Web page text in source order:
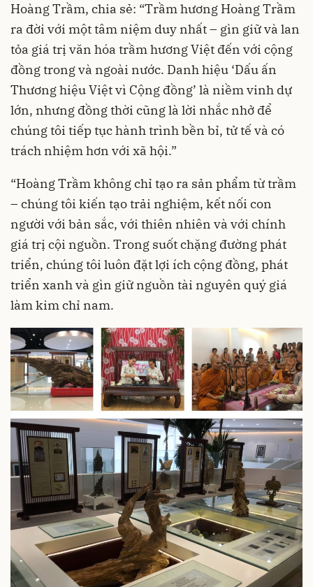
Hoàng Trầm, chia sẻ: “Trầm hương Hoàng Trầm
ra đời với một tâm niệm duy nhất – gìn giữ và lan
tỏa giá trị văn hóa trầm hương Việt đến với cộng
đồng trong và ngoài nước. Danh hiệu ‘Dấu ấn
Thương hiệu Việt vì Cộng đồng’ là niềm vinh dự
lớn, nhưng đồng thời cũng là lời nhắc nhở để
chúng tôi tiếp tục hành trình bền bỉ, tử tế và có
trách nhiệm hơn với xã hội.”
“Hoàng Trầm không chỉ tạo ra sản phẩm từ trầm
– chúng tôi kiến tạo trải nghiệm, kết nối con
người với bản sắc, với thiên nhiên và với chính
giá trị cội nguồn. Trong suốt chặng đường phát
triển, chúng tôi luôn đặt lợi ích cộng đồng, phát
triển xanh và gìn giữ nguồn tài nguyên quý giá
làm kim chỉ nam.